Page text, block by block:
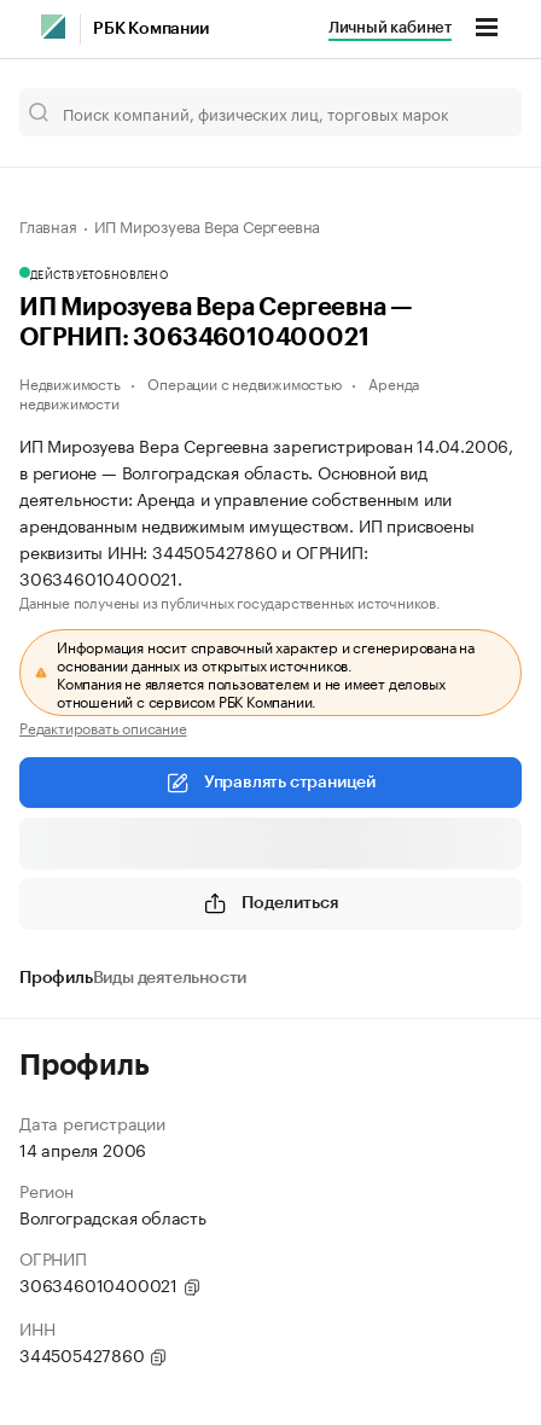
РБК Компании Личный кабинет
Главная ИП Мирозуева Вера Сергеевна
ДЕЙСТВУЕТОБНОВЛЕНО
ИП Мирозуева Вера Сергеевна —
ОГРНИП: 306346010400021
Недвижимость Операции с недвижимостью
Аренда
недвижимости
ИП Мирозуева Вера Сергеевна зарегистрирован 14.04.2006,
в регионе — Волгоградская область. Основной вид
деятельности: Аренда и управление собственным или
арендованным недвижимым имуществом. ИП присвоены
реквизиты ИНН: 344505427860 и ОГРНИП:
306346010400021.
Данные получены из публичных государственных источников.
Информация носит справочный характер и сгенерирована на
основании данных из открытых источников.
Компания не является пользователем и не имеет деловых
отношений с сервисом РБК Компании.
Редактировать описание
Управлять страницей
Поделиться
ПрофильВиды деятельности
Профиль
Дата регистрации
14 апреля 2006
Регион
Волгоградская область
ОГРНИП
306346010400021
ИНН
344505427860